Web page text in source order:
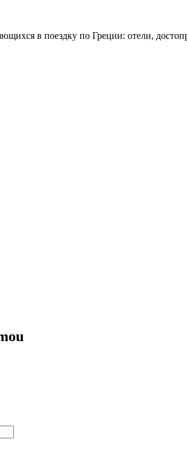
в поездку по Греции: отели,